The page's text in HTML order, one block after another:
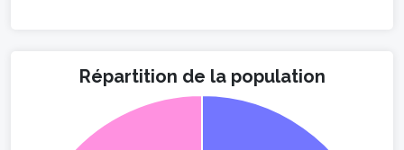
Répartition de la population